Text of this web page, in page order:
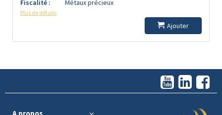
Fiscalité :
Métaux précieux
Plus de détails
Ajouter
A propos